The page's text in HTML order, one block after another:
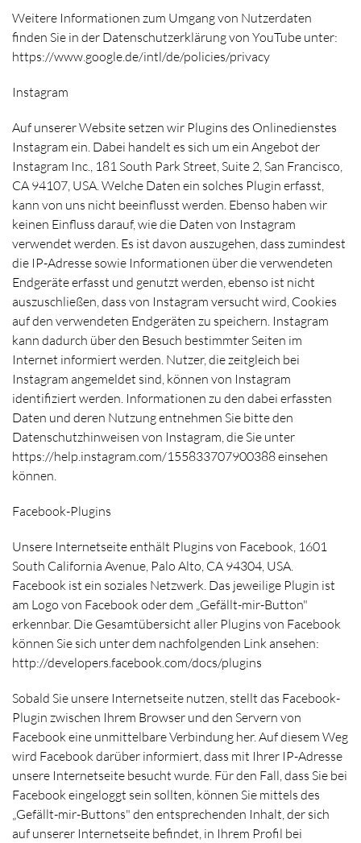
Weitere Informationen zum Umgang von Nutzerdaten
finden Sie in der Datenschutzerklärung von YouTube unter:
https://www.google.de/intl/de/policies/privacy
Instagram
Auf unserer Website setzen wir Plugins des Onlinedienstes
Instagram ein. Dabei handelt es sich um ein Angebot der
Instagram Inc., 181 South Park Street, Suite 2, San Francisco,
CA 94107, USA. Welche Daten ein solches Plugin erfasst,
kann von uns nicht beeinflusst werden. Ebenso haben wir
keinen Einfluss darauf, wie die Daten von Instagram
verwendet werden. Es ist davon auszugehen, dass zumindest
die IP-Adresse sowie Informationen über die verwendeten
Endgeräte erfasst und genutzt werden, ebenso ist nicht
auszuschließen, dass von Instagram versucht wird, Cookies
auf den verwendeten Endgeräten zu speichern. Instagram
kann dadurch über den Besuch bestimmter Seiten im
Internet informiert werden. Nutzer, die zeitgleich bei
Instagram angemeldet sind, können von Instagram
identifiziert werden. Informationen zu den dabei erfassten
Daten und deren Nutzung entnehmen Sie bitte den
Datenschutzhinweisen von Instagram, die Sie unter
https://help.instagram.com/155833707900388 einsehen
können.
Facebook-Plugins
Unsere Internetseite enthält Plugins von Facebook, 1601
South California Avenue, Palo Alto, CA 94304, USA.
Facebook ist ein soziales Netzwerk. Das jeweilige Plugin ist
am Logo von Facebook oder dem „Gefällt-mir-Button"
erkennbar. Die Gesamtübersicht aller Plugins von Facebook
können Sie sich unter dem nachfolgenden Link ansehen:
http://developers.facebook.com/docs/plugins
Sobald Sie unsere Internetseite nutzen, stellt das Facebook-
Plugin zwischen Ihrem Browser und den Servern von
Facebook eine unmittelbare Verbindung her. Auf diesem Weg
wird Facebook darüber informiert, dass mit Ihrer IP-Adresse
unsere Internetseite besucht wurde. Für den Fall, dass Sie bei
Facebook eingeloggt sein sollten, können Sie mittels des
„Gefällt-mir-Buttons" den entsprechenden Inhalt, der sich
auf unserer Internetseite befindet, in Ihrem Profil bei